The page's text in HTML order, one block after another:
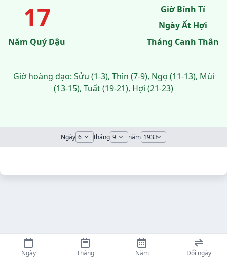
17
Năm Quý Dậu
Giờ Bính Tí
Ngày Ất Hợi
Tháng Canh Thân
Giờ hoàng đạo: Sửu (1-3), Thìn (7-9), Ngọ (11-13), Mùi
(13-15), Tuất (19-21), Hợi (21-23)
Ngày tháng năm
Ngày Tháng Năm Đổi ngày